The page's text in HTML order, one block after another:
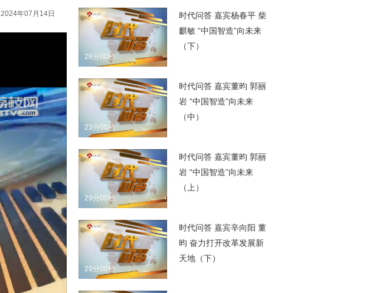
2024年07月14日
28分00秒
时代问答 嘉宾杨春平 柴
麒敏 “中国智造”向未来
（下）
23分00秒
时代问答 嘉宾董昀 郭丽
岩 “中国智造”向未来
（中）
29分00秒
时代问答 嘉宾董昀 郭丽
岩 “中国智造”向未来
（上）
29分00秒
时代问答 嘉宾辛向阳 董
昀 奋力打开改革发展新
天地（下）